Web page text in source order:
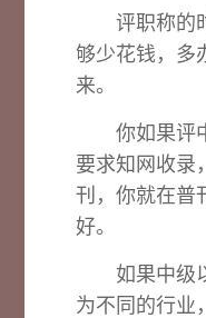
评职称的
够少花钱，多
来。
你如果评
要求知网收录
刊，你就在普
好。
如果中级
为不同的行业